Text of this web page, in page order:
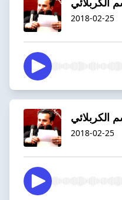
2018-02-25
الكربلائي
2018-02-25